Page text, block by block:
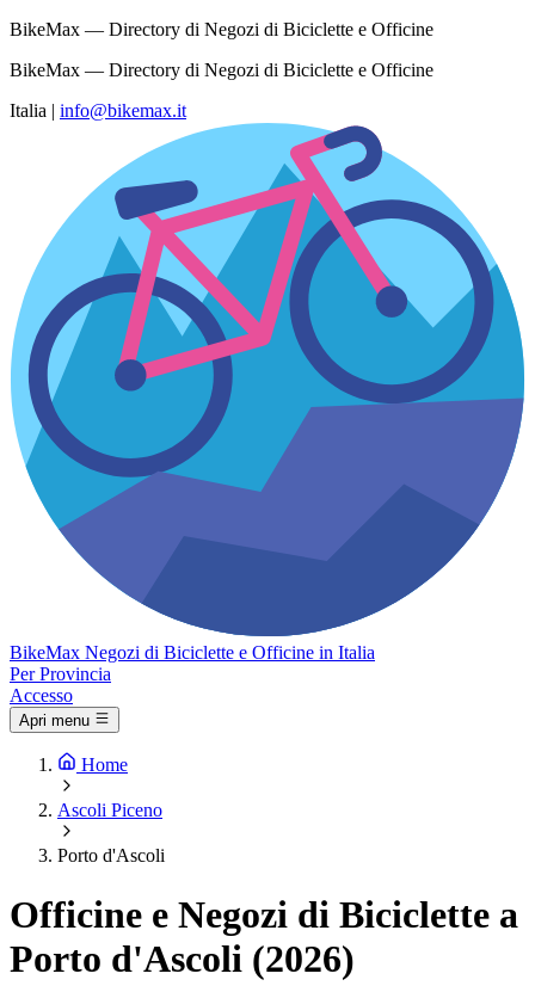
BikeMax — Directory di Negozi di Biciclette e Officine
BikeMax — Directory di Negozi di Biciclette e Officine
Italia | info@bikemax.it
BikeMax Negozi di Biciclette e Officine in Italia
Per Provincia
Accesso
Apri menu
Home
Ascoli Piceno
Porto d'Ascoli
Officine e Negozi di Biciclette a
Porto d'Ascoli (2026)